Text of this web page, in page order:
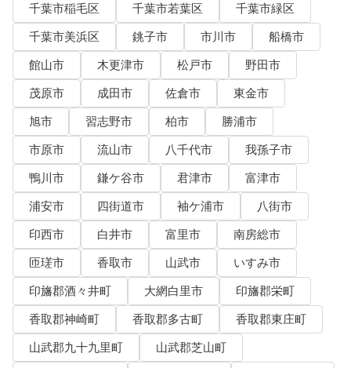
千葉市稲毛区
千葉市若葉区
千葉市緑区
千葉市美浜区
銚子市 市川市
船橋市
館山市
木更津市 松戸市
野田市
茂原市
成田市 佐倉市
東金市
旭市
習志野市 柏市
勝浦市
市原市
流山市 八千代市
我孫子市
鴨川市
鎌ケ谷市 君津市
富津市
浦安市
四街道市 袖ケ浦市
八街市
印西市
白井市 富里市
南房総市
匝瑳市
香取市 山武市
いすみ市
印旛郡酒々井町
大網白里市
印旛郡栄町
香取郡神崎町
香取郡多古町
香取郡東庄町
山武郡九十九里町
山武郡芝山町